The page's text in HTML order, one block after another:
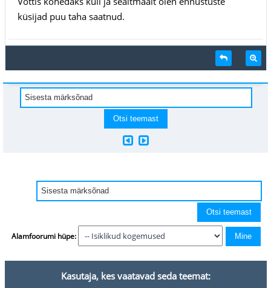
küsijad puu taha saatnud.
Alamfoorumi hüpe:
Kasutaja, kes vaatavad seda teemat: